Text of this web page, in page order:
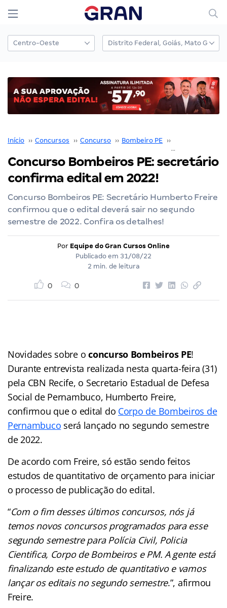
Início ›› Concursos ›› Concurso ›› Bombeiro PE ››
Concurso Bombeiros PE: secretário
confirma edital em 2022!
Concurso Bombeiros PE: Secretário Humberto Freire
confirmou que o edital deverá sair no segundo
semestre de 2022. Confira os detalhes!
Por Equipe do Gran Cursos Online
Publicado em 31/08/22
2 min. de leitura
0 0
Novidades sobre oconcurso Bombeiros PE!
Durante entrevista realizada nesta quarta-feira (31)
pela CBN Recife, o Secretario Estadual de Defesa
Social de Pernambuco, Humberto Freire,
confirmou que o edital do Corpo de Bombeiros de
Pernambuco será lançado no segundo semestre
de 2022.
De acordo com Freire, só estão sendo feitos
estudos de quantitativo de orçamento para iniciar
o processo de publicação do edital.
“Com o fim desses últimos concursos, nós já
temos novos concursos programados para esse
segundo semestre para Polícia Civil, Policia
Cientifica, Corpo de Bombeiros e PM. A gente está
finalizando este estudo de quantitativo e vamos
lançar os editais no segundo semestre.”, afirmou
Freire.